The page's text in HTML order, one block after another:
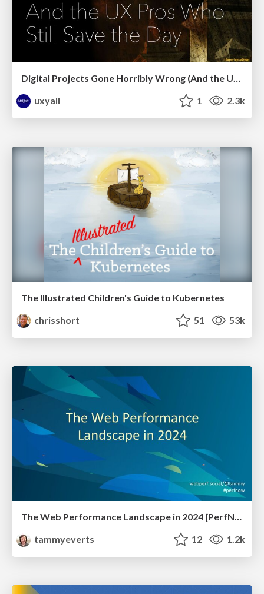
Digital Projects Gone Horribly Wrong (And the UX Pros Who Still Save the Day) - Dean Schuster
uxyall
1 2.3k
The Illustrated Children's Guide to Kubernetes
chrisshort
51 53k
The Web Performance Landscape in 2024 [PerfNow 2024]
tammyeverts
12 1.2k